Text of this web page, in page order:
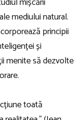
mediului natural.
principii
și
menite să dezvolte
toată